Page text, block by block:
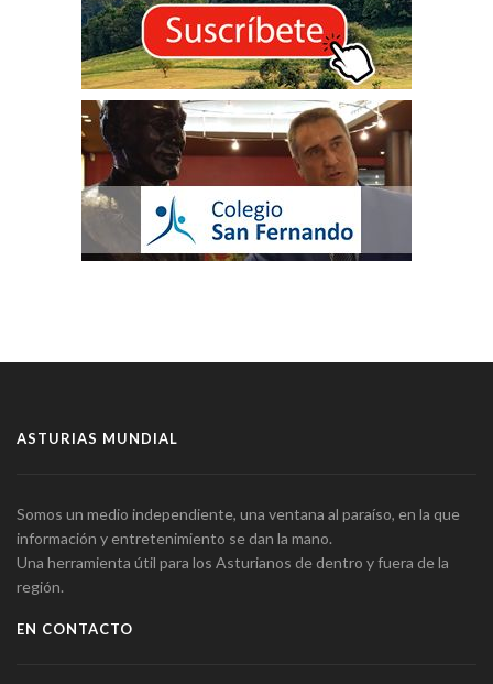
ASTURIAS MUNDIAL
Somos un medio independiente, una ventana al paraíso, en la que
información y entretenimiento se dan la mano.
Una herramienta útil para los Asturianos de dentro y fuera de la
región.
EN CONTACTO